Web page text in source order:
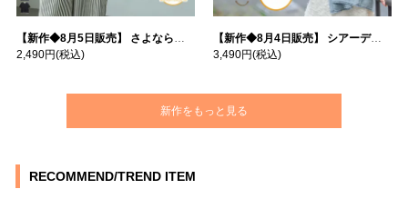
【新作◆8月5日販売】 さよなら猛暑 涼しさを着る 遮熱 接触冷感 吸水・速乾 五分袖 コンフォートメッシュ 配色レイヤード 風ゆる Tシャツ | 大きいサイズの通販ならハッピーマリリン
2,490円(税込)
【新作◆8月4日販売】 シアーデニムで お洒落に肌隠し | 大きいサイズの通販ならハッピーマリリン
3,490円(税込)
新作をもっと見る
RECOMMEND/TREND ITEM